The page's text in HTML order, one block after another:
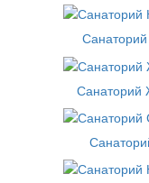
Санаторий